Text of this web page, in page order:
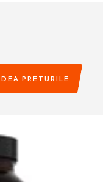
PRETURILE